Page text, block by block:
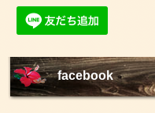
facebook